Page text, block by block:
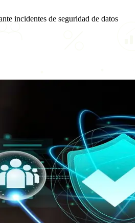
incidentes de seguridad de datos